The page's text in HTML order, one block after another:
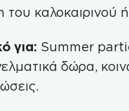
του καλοκαιρινού
για: Summer
δώρα,